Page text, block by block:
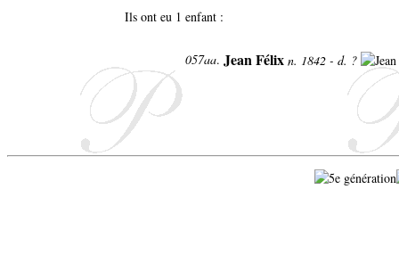
Ils ont eu 1 enfant :
057aa. Jean Félix n. 1842 - d. ?